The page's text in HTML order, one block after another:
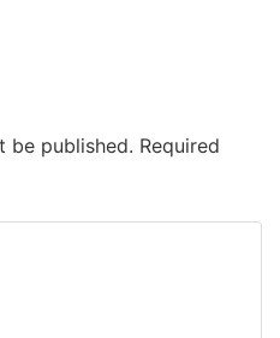
be published. Required